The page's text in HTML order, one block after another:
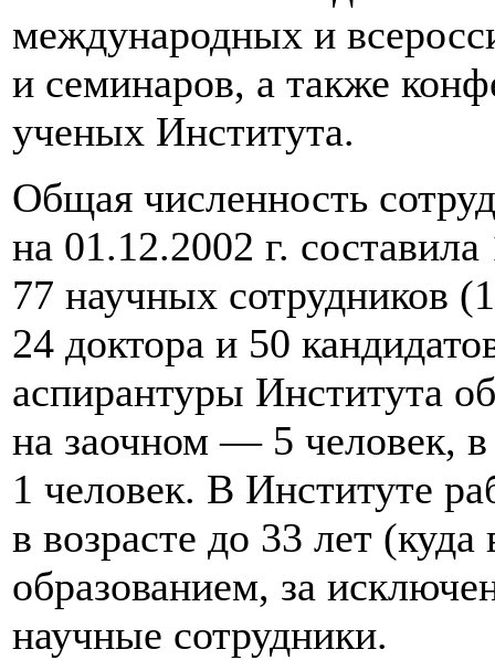
международных и
и семинаров, а также
ученых Института.
Общая численность
на 01.12.2002 г.
77 научных сотрудников
24 доктора и 50
аспирантуры Института
на заочном — 5 человек,
1 человек. В Институте
в возрасте до 33 лет
образованием, за
научные сотрудники.